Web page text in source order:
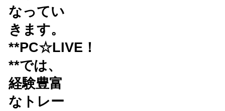
なってい
きます。
**PC☆LIVE！
**では、
経験豊富
なトレー